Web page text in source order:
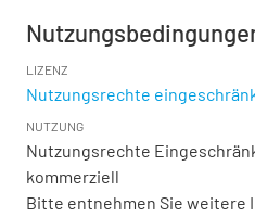
LIZENZ
Nutzungsrechte
NUTZUNG
Nutzungsrechte
kommerziell
Bitte entnehmen Sie weitere